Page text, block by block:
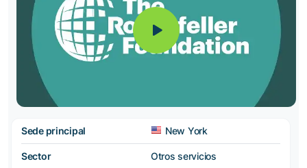
Sede principal New York
Sector Otros servicios